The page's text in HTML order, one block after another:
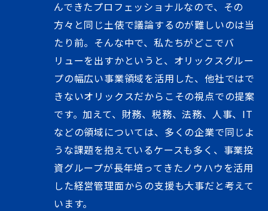
んできたプロフェッショナルなので、その
方々と同じ土俵で議論するのが難しいのは当
たり前。そんな中で、私たちがどこでバ
リューを出すかというと、オリックスグルー
プの幅広い事業領域を活用した、他社ではで
きないオリックスだからこその視点での提案
です。加えて、財務、税務、法務、人事、IT
などの領域については、多くの企業で同じよ
うな課題を抱えているケースも多く、事業投
資グループが長年培ってきたノウハウを活用
した経営管理面からの支援も大事だと考えて
います。